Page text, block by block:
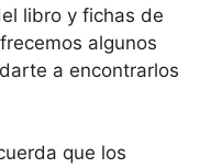
libro y fichas de
algunos
a encontrarlos
que los